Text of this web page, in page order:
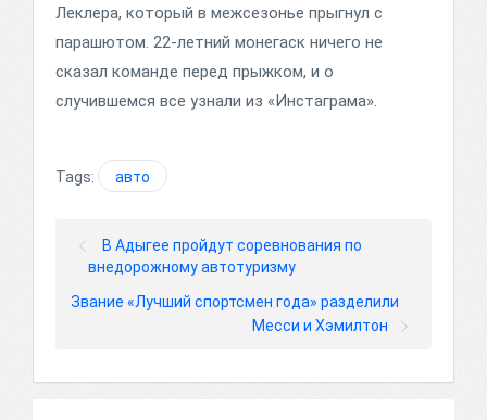
Леклера, который в межсезонье прыгнул с
парашютом. 22-летний монегаск ничего не
сказал команде перед прыжком, и о
случившемся все узнали из «Инстаграма».
Tags: авто
В Адыгее пройдут соревнования по
внедорожному автотуризму
Звание «Лучший спортсмен года» разделили
Месси и Хэмилтон